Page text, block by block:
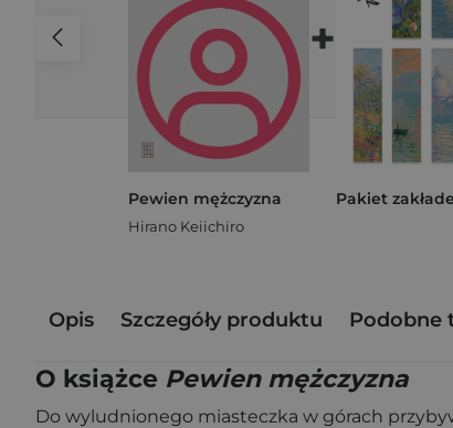
Pewien mężczyzna
Hirano Keiichiro
+
Opis Szczegóły produktu Podobne
O książce Pewien mężczyzna
Do wyludnionego miasteczka w górach